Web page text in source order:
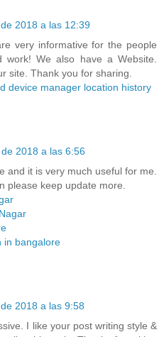
2018 a las 12:39
very informative for the people
We also have a Website.
site. Thank you for sharing.
device manager location history
2018 a las 6:56
and it is very much useful for me.
please keep update more.
in bangalore
2018 a las 9:58
I like your post writing style &